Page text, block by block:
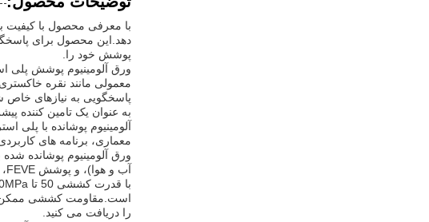
با معرفی محصول با کیفیت
دهد.این محصول برای
پوشش خود را.
ورق آلومینیوم پوشش
معمولی مانند نقره
پاسخگویی به نیازهای خاص
به عنوان یک تامین کننده
آلومینیوم پوشانده با پلی
معماری، برنامه های
آب و هوا)، و پوشش FEVE، هر کدام از مزایای منحصر به فرد از نظر دوام، مقاومت در برابر آب و هوا و حفظ رنگ را ارائه می دهند.
است.مقاومت کششی ممکن
را دریافت می کنید.